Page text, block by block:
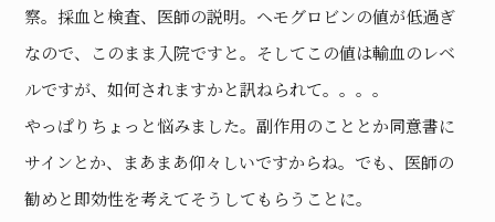
察。採血と検査、医師の説明。ヘモグロビンの値が低過ぎ
なので、このまま入院ですと。そしてこの値は輸血のレベ
ルですが、如何されますかと訊ねられて。。。。
やっぱりちょっと悩みました。副作用のこととか同意書に
サインとか、まあまあ仰々しいですからね。でも、医師の
勧めと即効性を考えてそうしてもらうことに。